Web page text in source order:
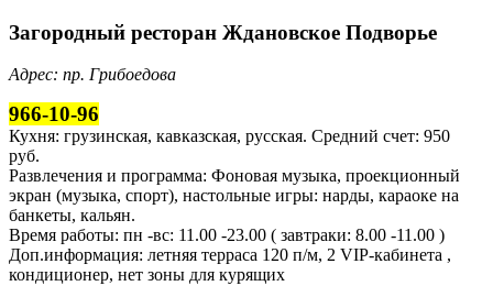
Загородный ресторан Ждановское Подворье
Адрес: пр. Грибоедова
966-10-96
Кухня: грузинская, кавказская, русская. Средний счет: 950
руб.
Развлечения и программа: Фоновая музыка, проекционный
экран (музыка, спорт), настольные игры: нарды, караоке на
банкеты, кальян.
Время работы: пн -вс: 11.00 -23.00 ( завтраки: 8.00 -11.00 )
Доп.информация: летняя терраса 120 п/м, 2 VIP-кабинета ,
кондиционер, нет зоны для курящих